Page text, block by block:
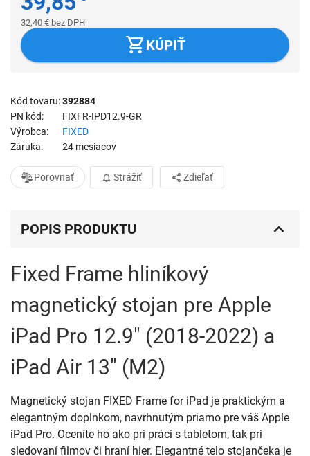
32,40 € bez DPH
KÚPIŤ
Kód tovaru 392884
PN kód
FIXFR-IPD12.9-GR
Výrobca
FIXED
Záruka
24 mesiacov
Porovnať Strážiť Zdieľať
POPIS PRODUKTU
Fixed Frame hliníkový
magnetický stojan pre Apple
iPad Pro 12.9" (2018-2022) a
iPad Air 13" (M2)
Magnetický stojan FIXED Frame for iPad je praktickým a
elegantným doplnkom, navrhnutým priamo pre váš Apple
iPad Pro. Oceníte ho ako pri práci s tabletom, tak pri
sledovaní filmov či hraní hier. Elegantné telo stojančeka je